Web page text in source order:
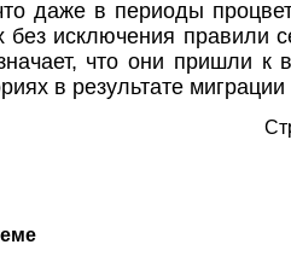
даже в периоды
без исключения правили
что они пришли к
в результате